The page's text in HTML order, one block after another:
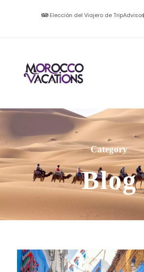
Elección del Viajero de TripAdvisor
Category
Blog